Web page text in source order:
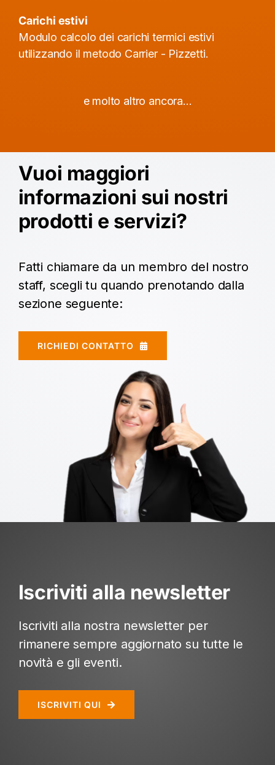
Carichi estivi
Modulo calcolo dei carichi termici estivi
utilizzando il metodo Carrier - Pizzetti.
e molto altro ancora...
Vuoi maggiori
informazioni sui nostri
prodotti e servizi?
Fatti chiamare da un membro del nostro
staff, scegli tu quando prenotando dalla
sezione seguente:
RICHIEDI CONTATTO
Iscriviti alla newsletter
Iscriviti alla nostra newsletter per
rimanere sempre aggiornato su tutte le
novità e gli eventi.
ISCRIVITI QUI